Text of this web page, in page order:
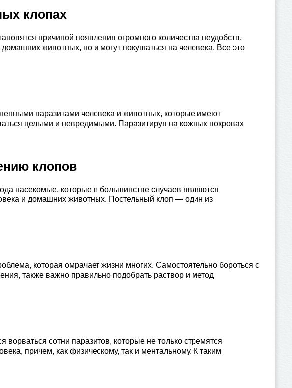
клопах
причиной появления огромного количества неудобств.
животных, но и могут покушаться на человека. Все это
паразитами человека и животных, которые имеют
целыми и невредимыми. Паразитируя на кожных покровах
клопов
насекомые, которые в большинстве случаев являются
и домашних животных. Постельный клоп — один из
которая омрачает жизни многих. Самостоятельно бороться с
также важно правильно подобрать раствор и метод
сотни паразитов, которые не только стремятся
причем, как физическому, так и ментальному. К таким